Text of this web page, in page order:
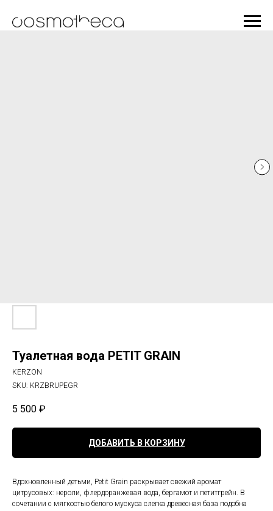
Туалетная вода PETIT GRAIN
KERZON
SKU: KRZBRUPEGR
5 500 ₽
ДОБАВИТЬ В КОРЗИНУ
Вдохновленный детьми, Petit Grain раскрывает свежий аромат
цитрусовых: нероли, флердоранжевая вода, бергамот и петитгрейн. В
сочетании с мягкостью белого мускуса слегка древесная база подобна